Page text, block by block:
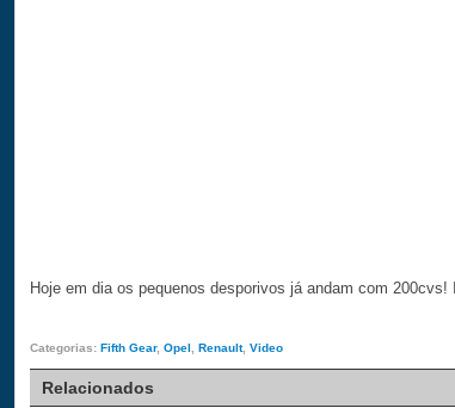
Hoje em dia os pequenos desporivos já andam com
Categorias: Fifth Gear, Opel Renault, Video
Relacionados